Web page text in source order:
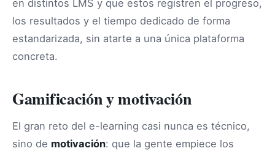
en distintos LMS y que estos registren el progreso,
los resultados y el tiempo dedicado de forma
estandarizada, sin atarte a una única plataforma
concreta.
Gamificación y motivación
El gran reto del e-learning casi nunca es técnico,
sino de motivación: que la gente empiece los